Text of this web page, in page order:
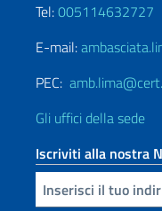
Tel:005114632727
E-mail:
PEC:
Gli uffici della sede
Iscriviti alla nostra
Inserisci la tua email